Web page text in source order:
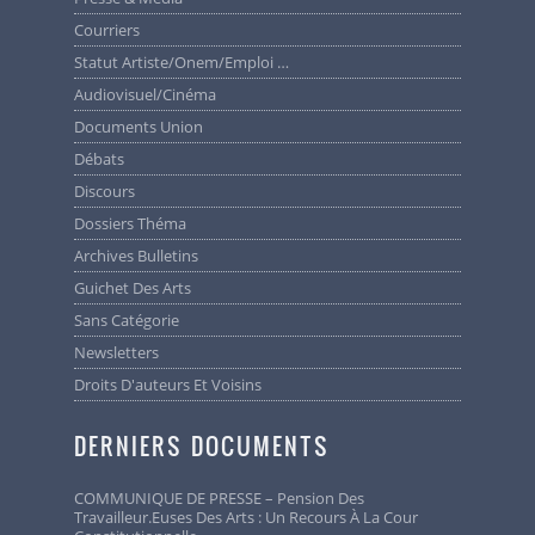
Cet e-mail a été envoyé à {{ contact.EMAIL }}
Vous avez reçu cet email car vous vous êtes inscrit sur Union des Artistes.
Courriers
Statut Artiste/Onem/Emploi …
Audiovisuel/cinéma
Documents Union
Débats
Discours
Dossiers Théma
Archives Bulletins
Guichet Des Arts
Sans Catégorie
Newsletters
Droits D'auteurs Et Voisins
DERNIERS DOCUMENTS
COMMUNIQUE DE PRESSE – Pension Des
Travailleur.euses Des Arts : Un Recours À La Cour